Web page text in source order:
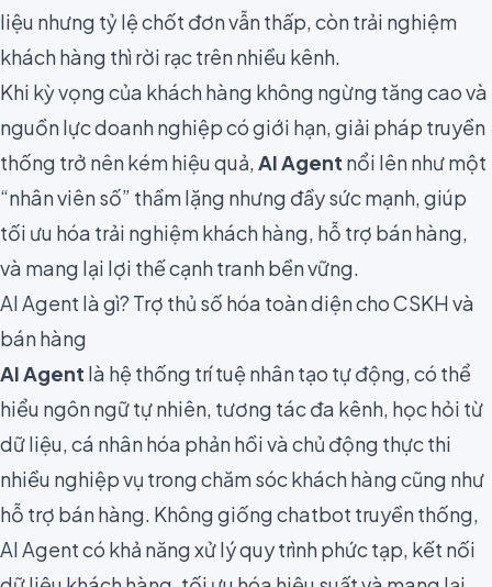
liệu nhưng tỷ lệ chốt đơn vẫn thấp, còn trải nghiệm
khách hàng thì rời rạc trên nhiều kênh.
Khi kỳ vọng của khách hàng không ngừng tăng cao và
nguồn lực doanh nghiệp có giới hạn, giải pháp truyền
thống trở nên kém hiệu quả,AI Agent nổi lên như một
“nhân viên số” thầm lặng nhưng đầy sức mạnh, giúp
tối ưu hóa trải nghiệm khách hàng, hỗ trợ bán hàng,
và mang lại lợi thế cạnh tranh bền vững.
AI Agent là gì? Trợ thủ số hóa toàn diện cho CSKH và
bán hàng
AI Agent là hệ thống trí tuệ nhân tạo tự động, có thể
hiểu ngôn ngữ tự nhiên, tương tác đa kênh, học hỏi từ
dữ liệu, cá nhân hóa phản hồi và chủ động thực thi
nhiều nghiệp vụ trong chăm sóc khách hàng cũng như
hỗ trợ bán hàng. Không giống chatbot truyền thống,
AI Agent có khả năng xử lý quy trình phức tạp, kết nối